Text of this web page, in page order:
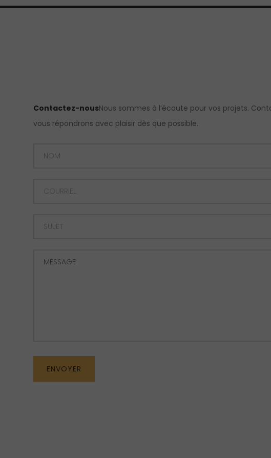
Contactez-nousNous sommes à l’écoute pour vos projets.
vous répondrons avec plaisir dès que possible.